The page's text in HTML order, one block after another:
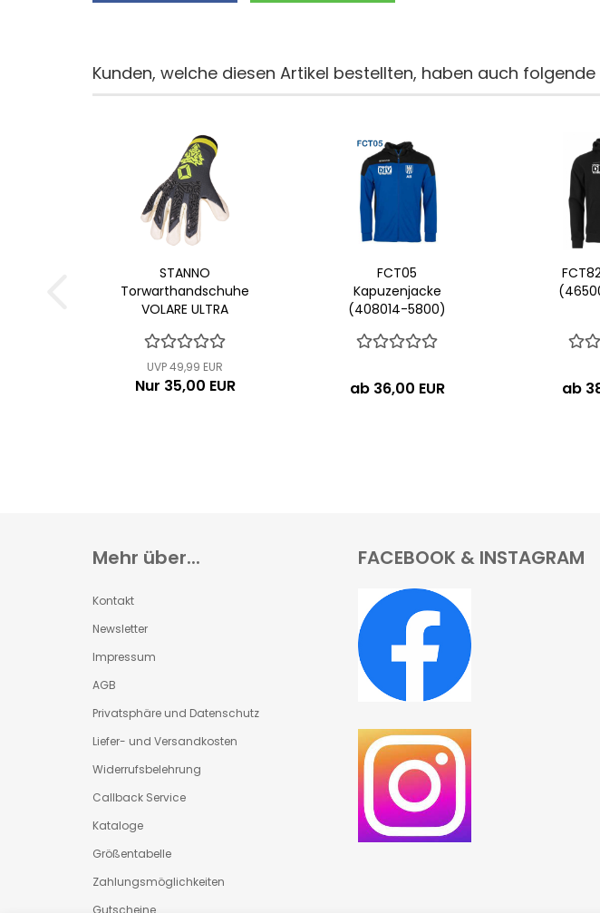
Kunden, welche diesen Artikel bestellten, haben auch
STANNO
Torwarthandschuhe
VOLARE ULTRA
8940)...
UVP 49,99 EUR
Nur 35,00 EUR
FCT05
Kapuzenjacke
(408014-5800)
ab 36,00 EUR ab
Mehr über...
Kontakt
Newsletter
Impressum
AGB
Privatsphäre und Datenschutz
Liefer- und Versandkosten
Widerrufsbelehrung
Callback Service
Kataloge
Größentabelle
Zahlungsmöglichkeiten
Gutscheine
FACEBOOK & INSTAGRAM